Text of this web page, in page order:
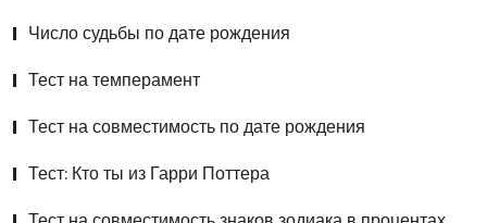
Число судьбы по дате рождения
Тест на темперамент
Тест на совместимость по дате рождения
Тест: Кто ты из Гарри Поттера